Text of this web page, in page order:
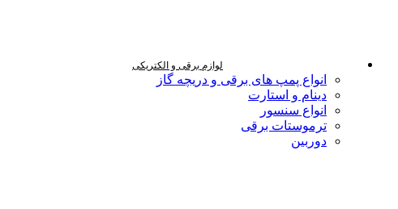
لوازم برقی و الکتریکی
انواع پمپ های برقی و دریچه گاز
دینام و استارت
انواع سنسور
ترموستات برقی
دوربین